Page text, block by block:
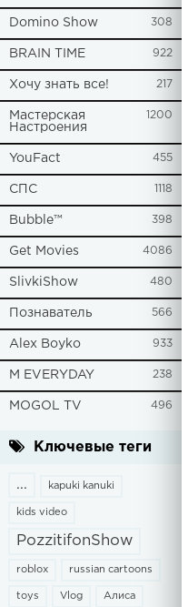
Domino Show 308
BRAIN TIME 922
Хочу знать все! 217
Мастерская
Настроения
1200
YouFact 455
СПС 1118
Bubble™ 398
Get Movies 4086
SlivkiShow 480
Познаватель 566
Alex Boyko 933
M EVERYDAY 238
MOGOL TV 496
Ключевые теги
... kapuki kanuki
kids video
PozzitifonShow
roblox russian cartoons
toys Vlog Алиса